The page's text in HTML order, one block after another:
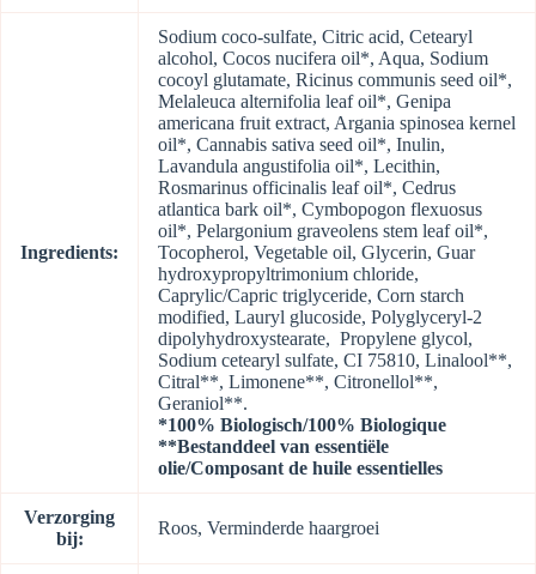
Ingredients:
Sodium coco-sulfate, Citric acid, Cetearyl
alcohol, Cocos nucifera oil*, Aqua, Sodium
cocoyl glutamate, Ricinus communis seed oil*,
Melaleuca alternifolia leaf oil*, Genipa
americana fruit extract, Argania spinosea kernel
oil*, Cannabis sativa seed oil*, Inulin,
Lavandula angustifolia oil*, Lecithin,
Rosmarinus officinalis leaf oil*, Cedrus
atlantica bark oil*, Cymbopogon flexuosus
oil*, Pelargonium graveolens stem leaf oil*,
Tocopherol, Vegetable oil, Glycerin, Guar
hydroxypropyltrimonium chloride,
Caprylic/Capric triglyceride, Corn starch
modified, Lauryl glucoside, Polyglyceryl-2
dipolyhydroxystearate, Propylene glycol,
Sodium cetearyl sulfate, CI 75810, Linalool**,
Citral**, Limonene**, Citronellol**,
Geraniol**.
*100% Biologisch/100% Biologique
**Bestanddeel van essentiële
olie/Composant de huile essentielles
Verzorging
bij:
Roos, Verminderde haargroei